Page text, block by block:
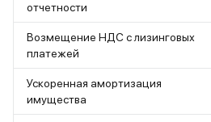
отчетности
Возмещение НДС с лизинговых
платежей
Ускоренная амортизация
имущества